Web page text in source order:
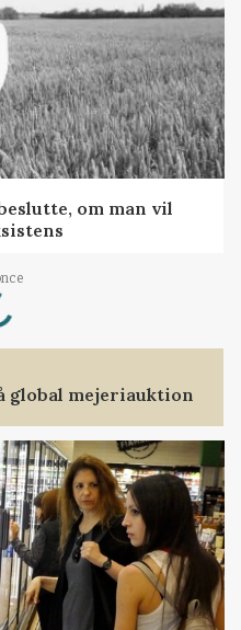
om man vil
global mejeriauktion